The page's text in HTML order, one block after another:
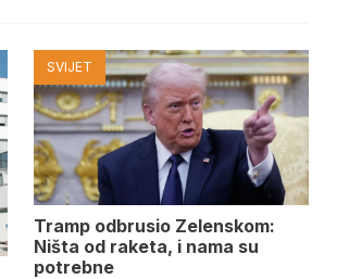
SVIJET
Tramp odbrusio Zelenskom:
Ništa od raketa, i nama su
potrebne